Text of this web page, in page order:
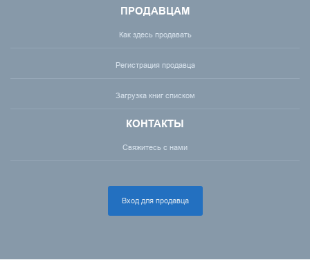
ПРОДАВЦАМ
Как здесь продавать
Регистрация продавца
Загрузка книг списком
КОНТАКТЫ
Свяжитесь с нами
Вход для продавца